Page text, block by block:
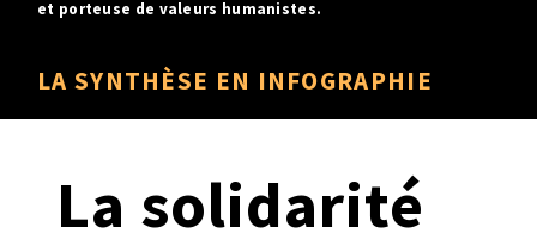
et porteuse de valeurs humanistes.
LA SYNTHÈSE EN INFOGRAPHIE
La solidarité